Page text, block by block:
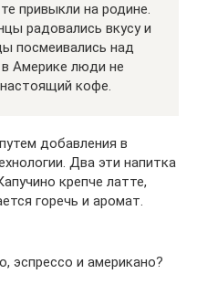
привыкли на родине.
радовались вкусу и
посмеивались над
в Америке люди не
кофе.
добавления в
Два эти напитка
крепче латте,
горечь и аромат.
эспрессо и американо?